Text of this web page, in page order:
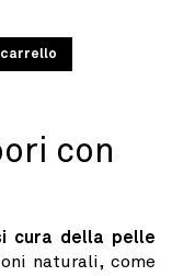
carrello
con
cura della pelle
naturali, come